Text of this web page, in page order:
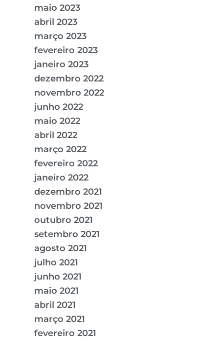
maio 2023
abril 2023
março 2023
fevereiro 2023
janeiro 2023
dezembro 2022
novembro 2022
junho 2022
maio 2022
abril 2022
março 2022
fevereiro 2022
janeiro 2022
dezembro 2021
novembro 2021
outubro 2021
setembro 2021
agosto 2021
julho 2021
junho 2021
maio 2021
abril 2021
março 2021
fevereiro 2021